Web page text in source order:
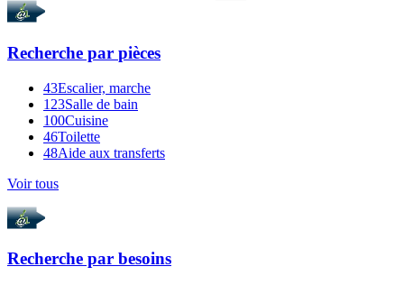
Recherche par pièces
43Escalier, marche
123Salle de bain
100Cuisine
46Toilette
48Aide aux transferts
Voir tous
Recherche par besoins